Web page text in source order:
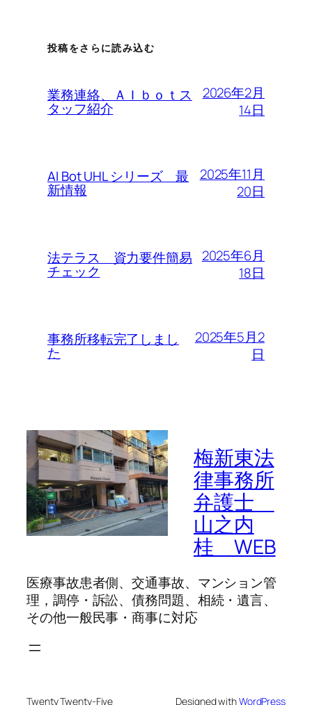
投稿をさらに読み込む
業務連絡、ＡＩｂｏｔス
タッフ紹介
2026年2月
14日
AI Bot UHL シリーズ 最
新情報
2025年11月
20日
法テラス 資力要件簡易
チェック
2025年6月
18日
事務所移転完了しまし
た
2025年5月2
日
梅新東法
律事務所
弁護士
山之内
桂 WEB
医療事故患者側、交通事故、マンション管
理，調停・訴訟、債務問題、相続・遺言、
その他一般民事・商事に対応
Twenty Twenty-Five Designed withWordPress